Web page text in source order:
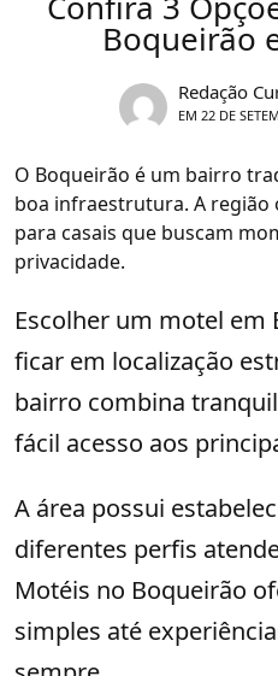
Boqueirão
Redação
EM 22 DE
O Boqueirão é um bairro
boa infraestrutura. A região
para casais que buscam
privacidade.
Escolher um motel em
ficar em localização
bairro combina
fácil acesso aos
A área possui
diferentes perfis
Motéis no Boqueirão
simples até